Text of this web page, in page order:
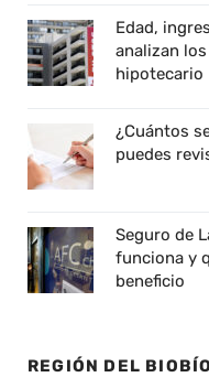
Edad,
analizan
hipotecario
¿Cuántos
puedes
Seguro de
funciona y
beneficio
REGIÓN DEL BIOBÍO